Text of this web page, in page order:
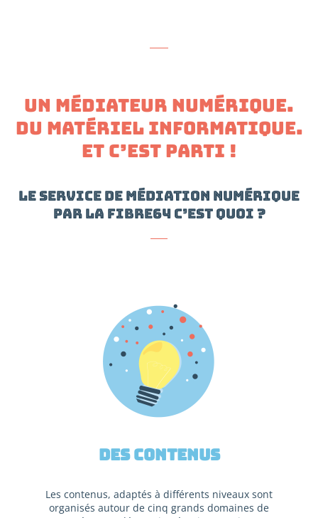
Un médiateur numérique.
Du matériel informatique.
Et c’est parti !
LE SERVICE DE MÉDIATION NUMÉRIQUE
PAR LA FIBRE64 C’EST QUOI ?
Des contenus
Les contenus, adaptés à différents niveaux sont
organisés autour de cinq grands domaines de